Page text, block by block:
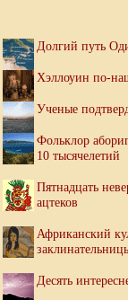
Долгий путь
Хэллоуин по-
Ученые
Фольклор
10 тысячелетий
Пятнадцать
ацтеков
Африканский
Десять